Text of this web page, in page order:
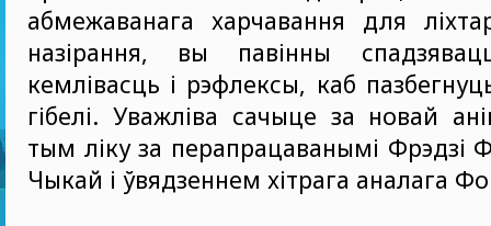
абмежаванага харчавання для
назірання, вы павінны
кемлівасць і рэфлексы, каб
гібелі. Уважліва сачыце за новай
тым ліку за перапрацаванымі Фрэдзі
Чыкай і ўвядзеннем хітрага аналага